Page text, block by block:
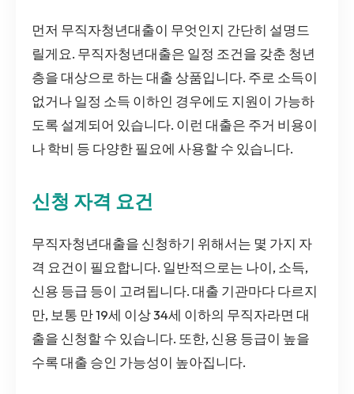
먼저 무직자청년대출이 무엇인지 간단히 설명드
릴게요. 무직자청년대출은 일정 조건을 갖춘 청년
층을 대상으로 하는 대출 상품입니다. 주로 소득이
없거나 일정 소득 이하인 경우에도 지원이 가능하
도록 설계되어 있습니다. 이런 대출은 주거 비용이
나 학비 등 다양한 필요에 사용할 수 있습니다.
신청 자격 요건
무직자청년대출을 신청하기 위해서는 몇 가지 자
격 요건이 필요합니다. 일반적으로는 나이, 소득,
신용 등급 등이 고려됩니다. 대출 기관마다 다르지
만, 보통 만 19세 이상 34세 이하의 무직자라면 대
출을 신청할 수 있습니다. 또한, 신용 등급이 높을
수록 대출 승인 가능성이 높아집니다.